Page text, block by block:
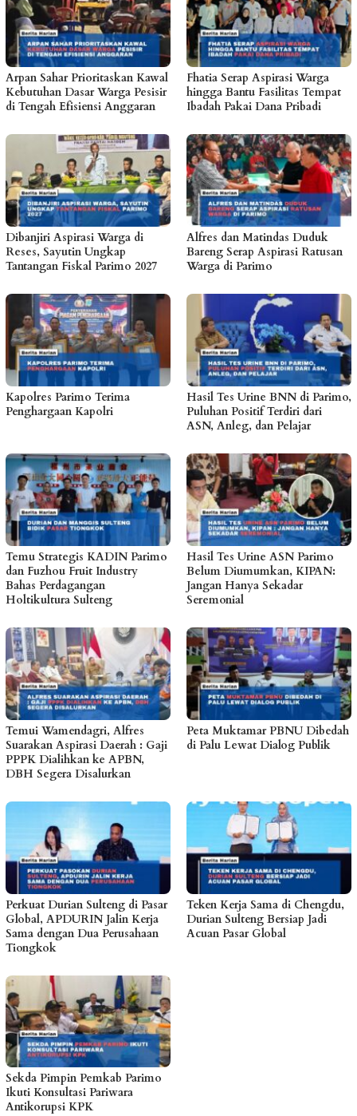
Arpan Sahar Prioritaskan Kawal
Kebutuhan Dasar Warga Pesisir
di Tengah Efisiensi Anggaran
Fhatia Serap Aspirasi Warga
hingga Bantu Fasilitas Tempat
Ibadah Pakai Dana Pribadi
Dibanjiri Aspirasi Warga di
Reses, Sayutin Ungkap
Tantangan Fiskal Parimo 2027
Alfres dan Matindas Duduk
Bareng Serap Aspirasi Ratusan
Warga di Parimo
Kapolres Parimo Terima
Penghargaan Kapolri
Hasil Tes Urine BNN di Parimo,
Puluhan Positif Terdiri dari
ASN, Anleg, dan Pelajar
Temu Strategis KADIN Parimo
dan Fuzhou Fruit Industry
Bahas Perdagangan
Holtikultura Sulteng
Hasil Tes Urine ASN Parimo
Belum Diumumkan, KIPAN:
Jangan Hanya Sekadar
Seremonial
Temui Wamendagri, Alfres
Suarakan Aspirasi Daerah : Gaji
PPPK Dialihkan ke APBN,
DBH Segera Disalurkan
Peta Muktamar PBNU Dibedah
di Palu Lewat Dialog Publik
Perkuat Durian Sulteng di Pasar
Global, APDURIN Jalin Kerja
Sama dengan Dua Perusahaan
Tiongkok
Teken Kerja Sama di Chengdu,
Durian Sulteng Bersiap Jadi
Acuan Pasar Global
Sekda Pimpin Pemkab Parimo
Ikuti Konsultasi Pariwara
Antikorupsi KPK